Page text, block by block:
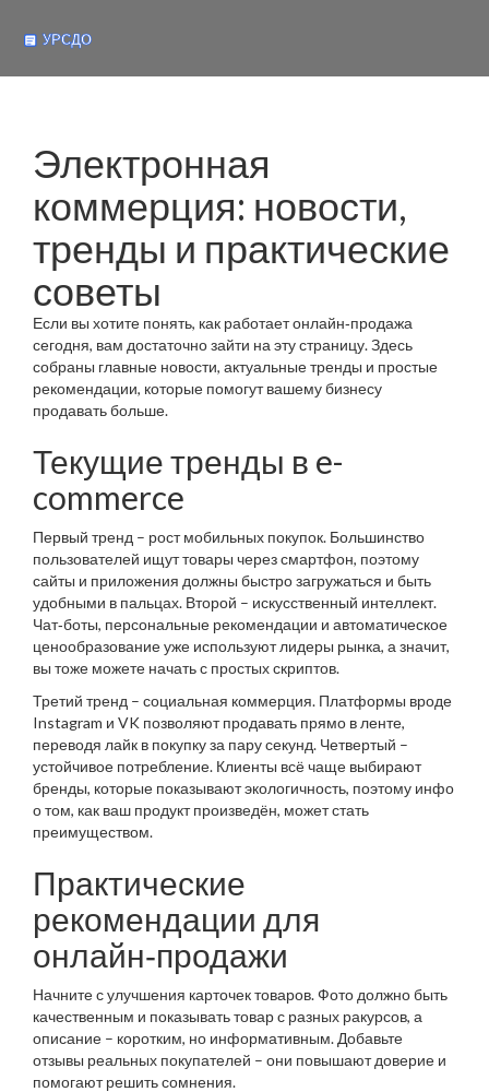
Электронная
коммерция: новости,
тренды и практические
советы
Если вы хотите понять, как работает онлайн‑продажа
сегодня, вам достаточно зайти на эту страницу. Здесь
собраны главные новости, актуальные тренды и простые
рекомендации, которые помогут вашему бизнесу
продавать больше.
Текущие тренды в e-
commerce
Первый тренд – рост мобильных покупок. Большинство
пользователей ищут товары через смартфон, поэтому
сайты и приложения должны быстро загружаться и быть
удобными в пальцах. Второй – искусственный интеллект.
Чат‑боты, персональные рекомендации и автоматическое
ценообразование уже используют лидеры рынка, а значит,
вы тоже можете начать с простых скриптов.
Третий тренд – социальная коммерция. Платформы вроде
Instagram и VK позволяют продавать прямо в ленте,
переводя лайк в покупку за пару секунд. Четвертый –
устойчивое потребление. Клиенты всё чаще выбирают
бренды, которые показывают экологичность, поэтому инфо
о том, как ваш продукт произведён, может стать
преимуществом.
Практические
рекомендации для
онлайн‑продажи
Начните с улучшения карточек товаров. Фото должно быть
качественным и показывать товар с разных ракурсов, а
описание – коротким, но информативным. Добавьте
отзывы реальных покупателей – они повышают доверие и
помогают решить сомнения.